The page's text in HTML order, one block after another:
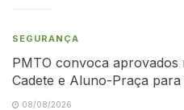
SEGURANÇA
PMTO convoca
Cadete e Aluno-Praça
08/08/2026